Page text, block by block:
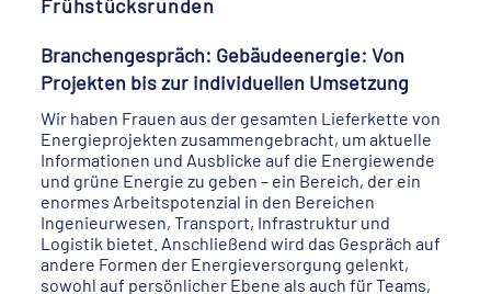
Frühstücksrunden
Branchengespräch: Gebäudeenergie: Von
Projekten bis zur individuellen Umsetzung
Wir haben Frauen aus der gesamten Lieferkette von
Energieprojekten zusammengebracht, um aktuelle
Informationen und Ausblicke auf die Energiewende
und grüne Energie zu geben – ein Bereich, der ein
enormes Arbeitspotenzial in den Bereichen
Ingenieurwesen, Transport, Infrastruktur und
Logistik bietet. Anschließend wird das Gespräch auf
andere Formen der Energieversorgung gelenkt,
sowohl auf persönlicher Ebene als auch für Teams,